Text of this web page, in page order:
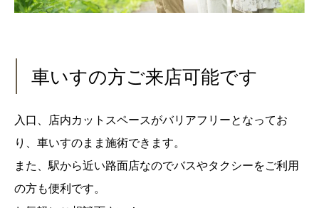
車いすの方ご来店可能です
入口、店内カットスペースがバリアフリーとなってお
り、車いすのまま施術できます。
また、駅から近い路面店なのでバスやタクシーをご利用
の方も便利です。